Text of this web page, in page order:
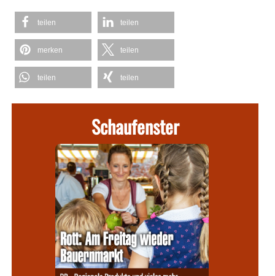
teilen teilen
merken teilen
teilen teilen
Schaufenster